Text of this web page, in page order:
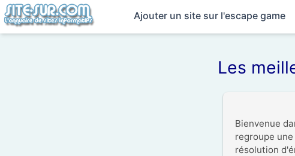
Ajouter un site sur l'escape game
Les
Bienvenue
regroupe
résolution